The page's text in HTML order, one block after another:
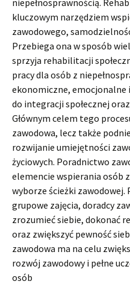
niepełnosprawnością.
kluczowym narzędziem
zawodowego,
Przebiega ona w sposób
sprzyja rehabilitacji
pracy dla osób z
ekonomiczne, emocjonalne
do integracji społecznej
Głównym celem tego
zawodowa, lecz także
rozwijanie umiejętności
życiowych. Poradnictwo
elemencie wspierania osób
wyborze ścieżki zawodowej.
grupowe zajęcia, doradcy
zrozumieć siebie, dokonać
oraz zwiększyć pewność
zawodowa ma na celu
rozwój zawodowy i pełne
osób